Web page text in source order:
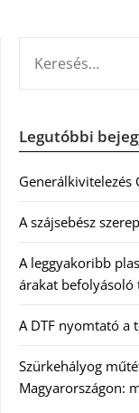
Legutóbbi
A szájsebész
A leggyakoribb
árakat befolyásoló
A DTF nyomtató a
Szürkehályog
Magyarországon: